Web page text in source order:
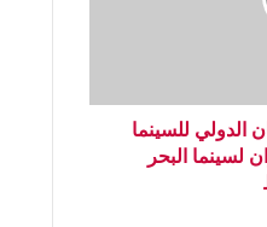
الدولي للسينما
لسينما البحر